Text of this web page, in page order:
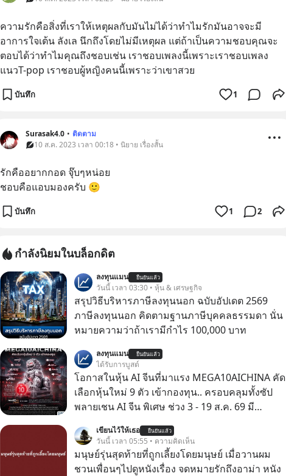
ความรักคือสิ่งที่เราให้เหตุผลกับมันไม่ได้ว่าทำไมรักมันอาจจะมี
อาการใจเต้น ลังเล นึกถึงโดยไม่มีเหตุผล แต่ถ้าเป็นความชอบคุณจะ
ตอบได้ว่าทำไมคุณถึงชอบเช่น เราชอบเพลงนี้เพราะเราชอบเพลง
แนวT-pop เราชอบผู้หญิงคนนี้เพราะว่าเขาสวย
บันทึก 1
Surasak4.0 • ติดตาม
10 ส.ค. 2023 เวลา 00:18 • นิยาย เรื่องสั้น
รักคืออยากกอด จุ๊บๆหน่อย
ชอบคือแอบมองครับ 🙂
บันทึก 1 2
กำลังนิยมในบล็อกดิต
ลงทุนแมน ยืนยันแล้ว
วันนี้ เวลา 03:30 • หุ้น & เศรษฐกิจ
สรุปวิธีบริหารภาษีลงทุนนอก ฉบับอัปเดต 2569
ภาษีลงทุนนอก คิดตามฐานภาษีบุคคลธรรมดา นั่น
หมายความว่าถ้าเรามีกำไร 100,000 บาท
ลงทุนแมน ยืนยันแล้ว
ได้รับการบูสต์
โอกาสในหุ้น AI จีนที่มาแรง MEGA10AICHINA คัด
เลือกหุ้นใหม่ 9 ตัว เข้ากองทุน.. ครอบคลุมทั้งซัป
พลายเชน AI จีน พิเศษ ช่วง 3 - 19 ส.ค. 69 มี
บาทขึ้นไป ฟรีค่าธรรมเนียมซื้อ
เขียนไว้ให้เธอ ยืนยันแล้ว
วันนี้ เวลา 05:55 • ความคิดเห็น
มนุษย์รุ่นสุดท้ายที่ถูกเลี้ยงโดยมนุษย์ เมื่อวานผม
ชวนเพื่อนๆไปดูหนังเรื่อง จดหมายรักถึงอาม่า หนัง